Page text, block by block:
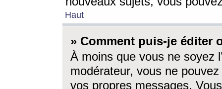
Haut
» Comment puis-je éditer
À moins que vous ne soyez
modérateur, vous ne
vos propres messages.